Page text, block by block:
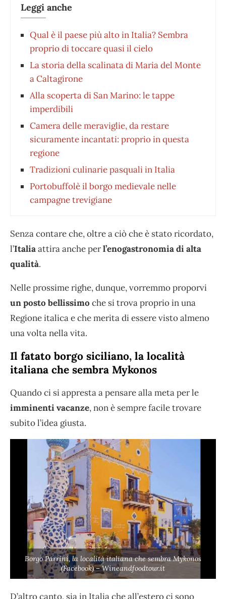
Leggi anche
Qual è il paese più alto in Italia? Sembra
proprio di toccare quasi il cielo
La storia della scalinata di Maria del Monte
a Caltagirone
Alla scoperta di San Marino: le tappe
imperdibili
Camera delle meraviglie, da restare
sicuramente incantati: proprio in questa
regione
Tradizioni culinarie pasquali in Italia
Portobuffolè il borgo medievale nelle
campagne trevigiane
Senza contare che, oltre a ciò che è stato ricordato,
l’Italiaattira anche perl’enogastronomia di alta
qualità.
Nelle prossime righe, dunque, vorremmo proporvi
un posto bellissimo che si trova proprio in una
Regione italica e che merita di essere visto almeno
una volta nella vita.
Il fatato borgo siciliano, la località
italiana che sembra Mykonos
Quando ci si appresta a pensare alla meta per le
imminenti vacanze, non è sempre facile trovare
subito l’idea giusta.
Borgo Parrini, la località italiana che sembra Mykonos
(Facebook) – Wineandfoodtour.it
D’altro canto, sia in Italia che all’estero ci sono